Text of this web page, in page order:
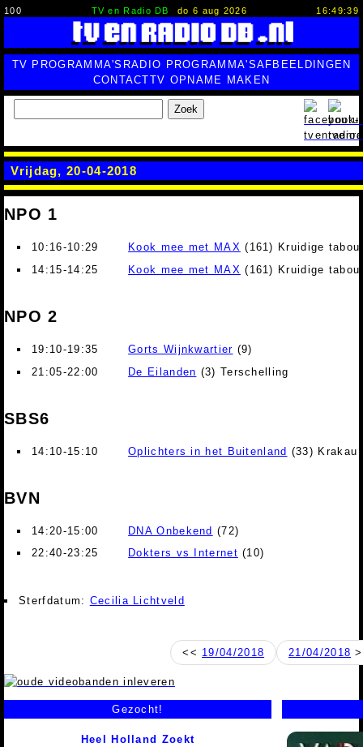
100 TV en Radio DB do 6 aug 2026 16:49:40
TV PROGRAMMA'S RADIO PROGRAMMA'SAFBEELDINGEN
CONTACTTV OPNAME MAKEN
Zoek
Vrijdag, 20-04-2018
NPO 1
10:16-10:29 Kook mee met MAX (161) Kruidige
14:15-14:25
Kook mee met MAX (161) Kruidige
NPO 2
19:10-19:35 Gorts Wijnkwartier (9)
21:05-22:00
De Eilanden (3) Terschelling
SBS6
14:10-15:10 Oplichters in het Buitenland (33) Krakau
BVN
14:20-15:00 DNA Onbekend (72)
22:40-23:25
Dokters vs Internet (10)
Sterfdatum: Cecilia Lichtveld
<< 19/04/2018 21/04/2018
Gezocht!
Heel Holland Zoekt